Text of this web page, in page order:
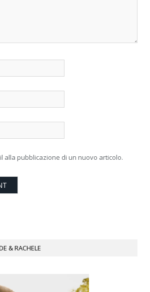
alla pubblicazione di un nuovo articolo.
& RACHELE